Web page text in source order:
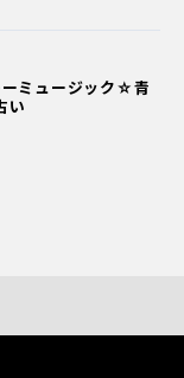
ミュージック☆青
い